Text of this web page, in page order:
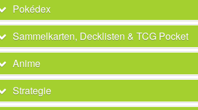
Pokédex
Sammelkarten, Decklisten & TCG Pocket
Anime
Strategie